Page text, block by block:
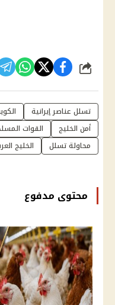
شارك
تسلل عناصر إيرانية
أمن الخليج
القوات
محاولة تسلل
الخليج
محتوى مدفوع